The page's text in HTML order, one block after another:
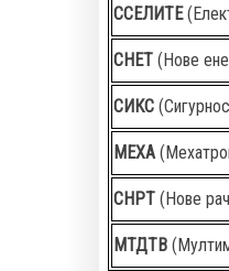
ССЕЛИТЕ
СНЕТ (Нове
СИКС
МЕХА
СНРТ(Нове
МТДТВ